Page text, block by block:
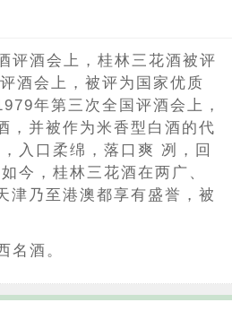
评酒会上，桂林三花酒被评
酒会上，被评为国家优质
年第三次全国评酒会上，
，并被作为米香型白酒的代
入口柔绵，落口爽 冽，回
今，桂林三花酒在两广、
津乃至港澳都享有盛誉，被
名酒。